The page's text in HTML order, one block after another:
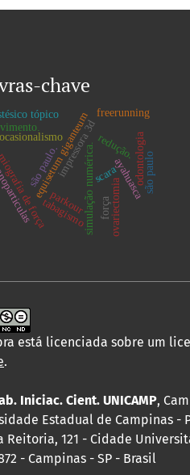
chave
impressora 3dscara
simulação numérica.
equisetum giganteum
ovariectomia
de força ayahuasca
tabagismo
redução.
ocasionalismo
força
tópico
odontologia
parkour
freerunning
são paulo. são paulo
está licenciada sobre um
.
Iniciac. Cient. UNICAMP,
Estadual de Campinas -
Reitoria, 121 - Cidade
- Campinas - SP - Brasil